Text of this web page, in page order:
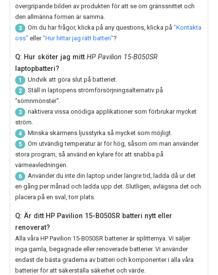
övergripande bilden av produkten för att se om gränssnittet och
den allmänna formen är samma.
3 Om du har frågor, klicka på any questions, klicka på "Kontakta
oss" eller"Hur hittar jag rätt batteri"?
Q: Hur sköter jag mitt HP Pavilion 15-B050SR
laptopbatteri?
1 Undvik att göra slut på batteriet.
2
Ställ in laptopens strömförsörjningsalternativ på
"sömnmönster".
3
naktivera vissa onödiga applikationer som förbrukar mycket
ström.
4 Minska skärmens ljusstyrka så mycket som möjligt.
5
Om utvändig temperatur är för hög, såsom om man använder
stora program, så använd en kylare för att snabba på
värmeavledningen.
6
Använder du inte din laptop under längre tid, ladda då ur det
en gång per månad och ladda upp det. Slutligen, avlägsna det och
placera på en sval, torr plats.
Q: Är ditt HP Pavilion 15-B050SR batteri nytt eller
renoverat?
Alla våra HP Pavilion 15-B050SR batterier är splitternya. Vi säljer
inga gamla, begagnade eller renoverade batterier. Vi använder
endast de bästa graderna av batteri och komponenter i alla våra
batterier för att säkerställa säkerhet och värde.